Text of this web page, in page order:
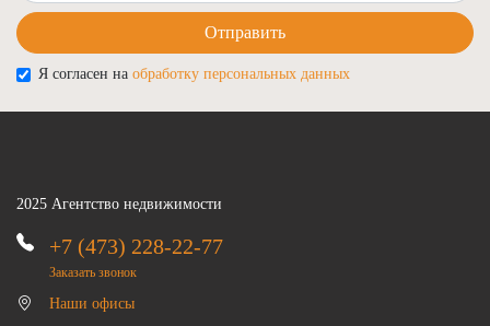
Отправить
Я согласен на обработку персональных данных
2025 Агентство недвижимости
+7 (473) 228-22-77
Заказать звонок
Наши офисы